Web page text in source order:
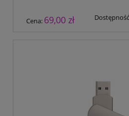
Cena: 69,00 zł